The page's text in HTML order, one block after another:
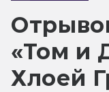
«Том и
Хлоей